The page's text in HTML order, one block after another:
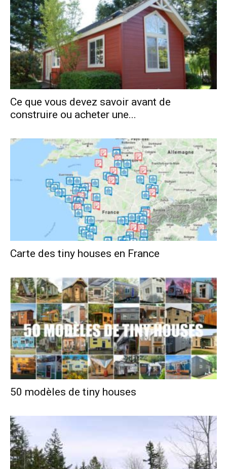
Ce que vous devez savoir avant de
construire ou acheter une...
Carte des tiny houses en France
50 modèles de tiny houses